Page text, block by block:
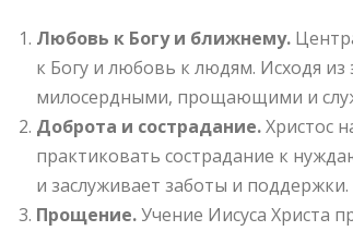
Любовь к Богу и ближнему.
к Богу и любовь к людям. Исходя из
милосердными, прощающими и
Доброта и сострадание.Христос
практиковать сострадание к
и заслуживает заботы и поддержки.
Прощение.Учение Иисуса Христа